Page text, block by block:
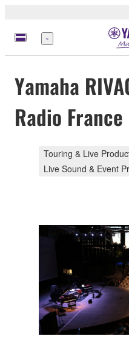
Меню
Yamaha
Radio
Touring & Live
Live Sound & Event